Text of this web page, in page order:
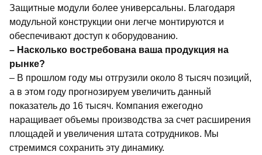
Защитные модули более универсальны. Благодаря
модульной конструкции они легче монтируются и
обеспечивают доступ к оборудованию.
– Насколько востребована ваша продукция на
рынке?
– В прошлом году мы отгрузили около 8 тысяч позиций,
а в этом году прогнозируем увеличить данный
показатель до 16 тысяч. Компания ежегодно
наращивает объемы производства за счет расширения
площадей и увеличения штата сотрудников. Мы
стремимся сохранить эту динамику.